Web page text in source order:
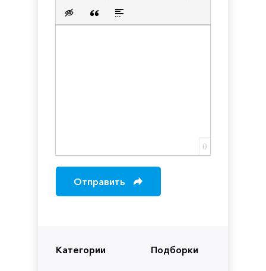
Категории Подборки
Вставка скрытого текста
Вставка цитаты
Вставка спойлера
0
Отправить